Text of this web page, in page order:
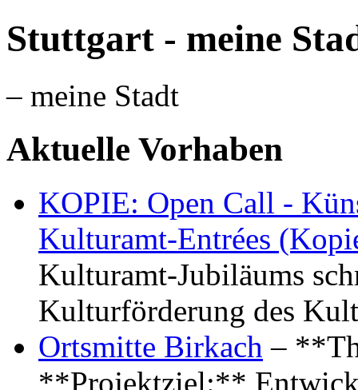
Stuttgart - meine
– meine Stadt
Aktuelle Vorhaben
KOPIE: Open Call -
Kulturamt-Entrées
Kulturamt-Jubiläums
Kulturförderung des
Ortsmitte Birkach –
**Projektziel:**